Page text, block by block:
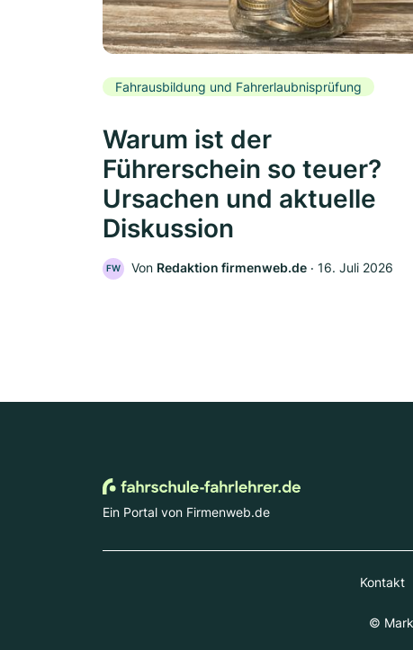
Fahrausbildung und Fahrerlaubnisprüfung
Warum ist der
Führerschein so teuer?
Ursachen und aktuelle
Diskussion
FW Von Redaktion firmenweb.de ‧ 16. Juli 2026
Ein Portal von Firmenweb.de
Kontakt
©